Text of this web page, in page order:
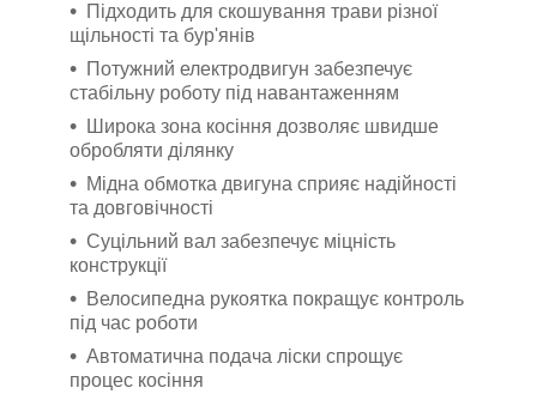
Підходить для скошування трави різної
щільності та бур'янів
Потужний електродвигун забезпечує
стабільну роботу під навантаженням
Широка зона косіння дозволяє швидше
обробляти ділянку
Мідна обмотка двигуна сприяє надійності
та довговічності
Суцільний вал забезпечує міцність
конструкції
Велосипедна рукоятка покращує контроль
під час роботи
Автоматична подача ліски спрощує
процес косіння